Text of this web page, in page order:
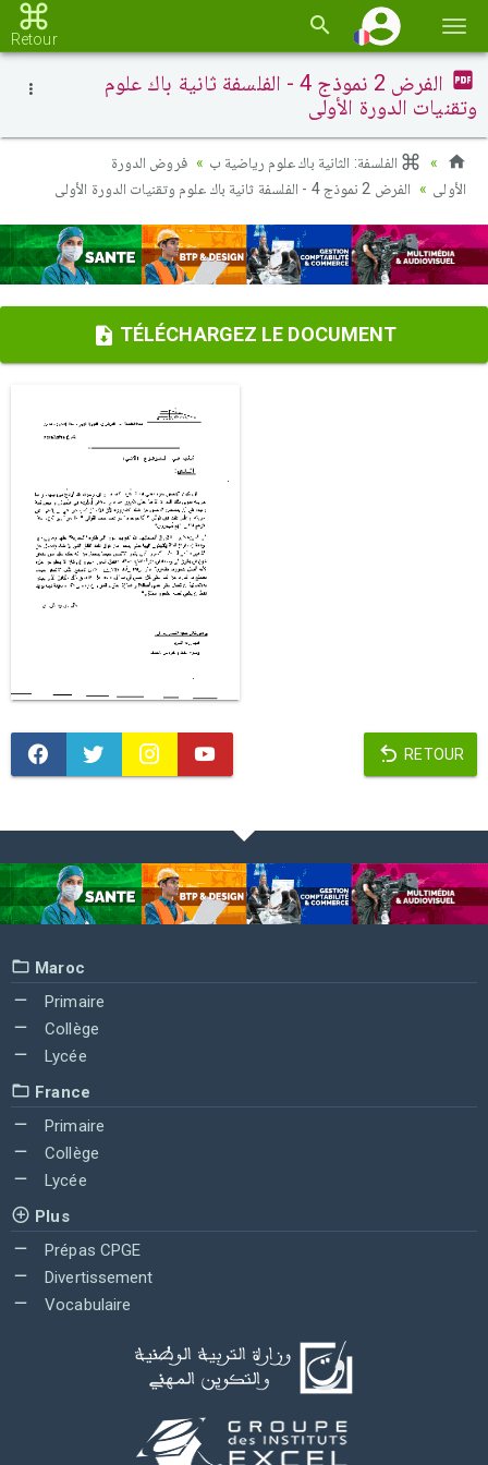
la
Retour
الفرض 2 نموذج 4 - الفلسفة ثانية باك علوم
وتقنيات الدورة الأولى
الفلسفة: الثانية باك علوم رياضية ب
فروض الدورة
الأولى
الفرض 2 نموذج 4 - الفلسفة ثانية باك علوم وتقنيات الدورة الأولى
TÉLÉCHARGEZ LE DOCUMENT
RETOUR
Maroc
Primaire
Collège
Lycée
France
Primaire
Collège
Lycée
Plus
Prépas CPGE
Divertissement
Vocabulaire